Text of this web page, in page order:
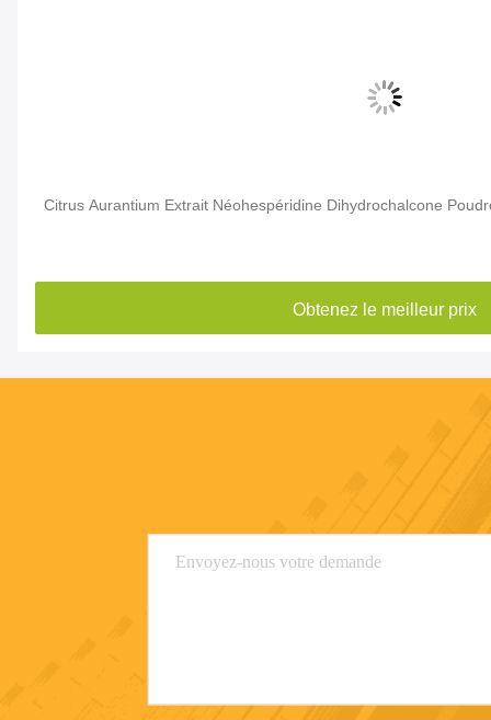
Citrus Aurantium Extrait Néohespéridine Dihydrochalcone
Obtenez le meilleur prix